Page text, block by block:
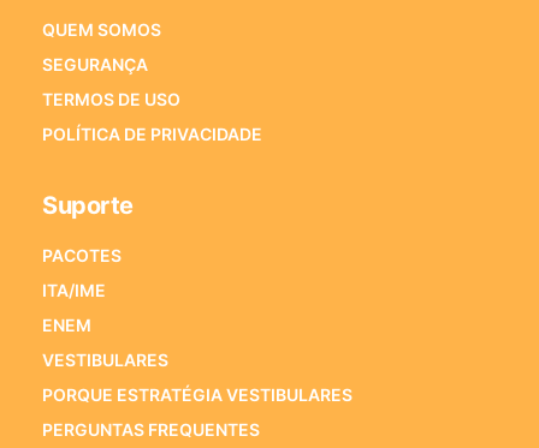
QUEM SOMOS
SEGURANÇA
TERMOS DE USO
POLÍTICA DE PRIVACIDADE
Suporte
PACOTES
ITA/IME
ENEM
VESTIBULARES
PORQUE ESTRATÉGIA VESTIBULARES
PERGUNTAS FREQUENTES